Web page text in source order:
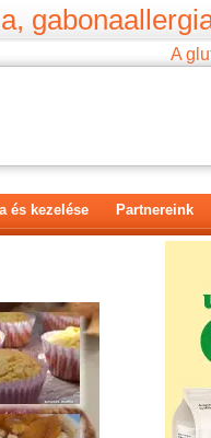
A
és kezelése Partnereink